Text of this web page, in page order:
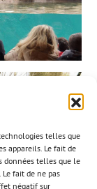
telles que
appareils. Le fait de
données telles que le
fait de ne pas
négatif sur